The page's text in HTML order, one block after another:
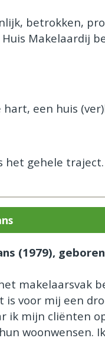
betrokken,
Makelaardij
hart, een huis
het gehele
(1979),
makelaarsvak
is voor mij een
ik mijn cliënten
woonwensen.